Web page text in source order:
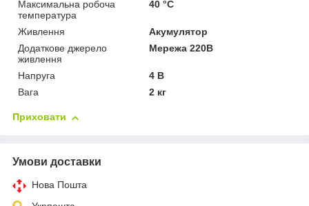
Максимальна робоча
температура
40 °С
Живлення
Акумулятор
Додаткове джерело
живлення
Мережа 220В
Напруга
4 В
Вага
2 кг
Приховати
Умови доставки
Нова Пошта